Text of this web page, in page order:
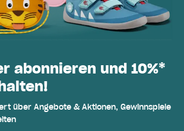
abonnieren und 10%*
über Angebote & Aktionen, Gewinnspiele